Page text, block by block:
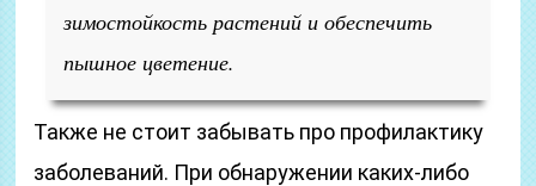
зимостойкость растений и обеспечить
пышное цветение.
Также не стоит забывать про профилактику
заболеваний. При обнаружении каких-либо